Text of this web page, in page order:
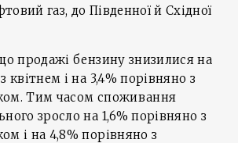
газ, до Південної й Східної
продажі бензину знизилися на
квітнем і на 3,4% порівняно з
Тим часом споживання
зросло на 1,6% порівняно з
і на 4,8% порівняно з